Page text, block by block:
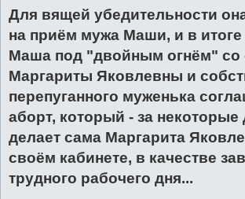
Для вящей убедительности
на приём мужа Маши, и в
Маша под "двойным огнём" со
Маргариты Яковлевны и
перепуганного муженька
аборт, который - за некоторые
делает сама Маргарита
своём кабинете, в качестве
трудного рабочего дня...